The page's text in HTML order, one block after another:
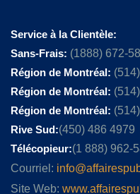
Service à la Clientèle:
Sans-Frais: (1888) 672-
Région de Montréal:
Région de Montréal:
Région de Montréal:
Rive Sud:(450) 486 4979
Télécopieur:(1 888) 962-
Courriel:
Site Web: